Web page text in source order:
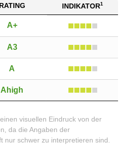
RATING INDIKATOR1
A+
A3
A
Ahigh
visuellen Eindruck von der
da die Angaben der
nur schwer zu interpretieren sind.